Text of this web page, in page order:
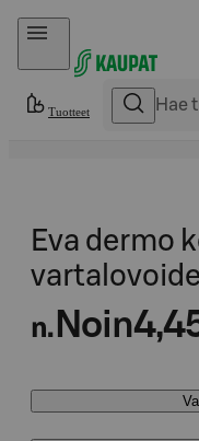
Hyppää sisältöön
Tuotteet
Eva dermo
n. Noin